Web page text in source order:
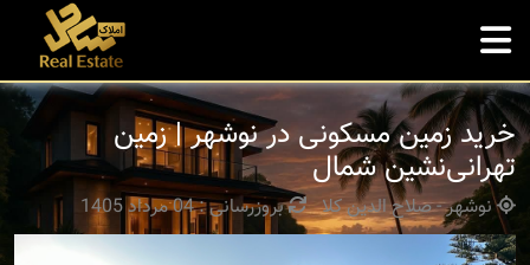
خرید زمین مسکونی در نوشهر | زمین
تهرانی‌نشین شمال
نوشهر - صلاح الدین کلا بروزرسانی : 04 مرداد 1405